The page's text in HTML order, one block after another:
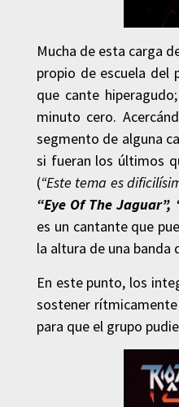
Mucha de esta carga
propio de escuela del
que cante
minuto cero.
segmento de alguna
si fueran los últimos
(“Este tema es
“Eye Of The
es un cantante que
la altura de una banda
En este punto, los
sostener
para que el grupo